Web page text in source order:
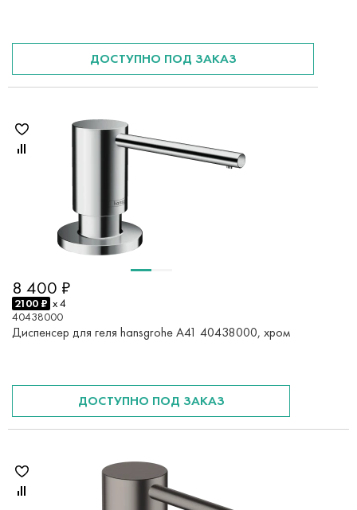
ДОСТУПНО ПОД ЗАКАЗ
8 400 ₽
2100 ₽ x 4
40438000
Диспенсер для геля hansgrohe A41 40438000, хром
ДОСТУПНО ПОД ЗАКАЗ